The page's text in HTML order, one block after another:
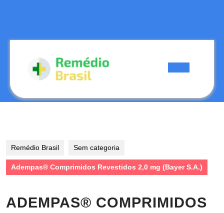
Remédio Brasil Sem categoria
Adempas® Comprimidos Revestidos 2,0 mg (Bayer S.A.)
ADEMPAS® COMPRIMIDOS